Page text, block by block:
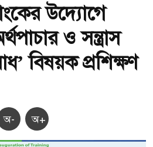
উদ্যোগে
ও সন্ত্রাস
বিষয়ক প্রশিক্ষণ
অ- অ+